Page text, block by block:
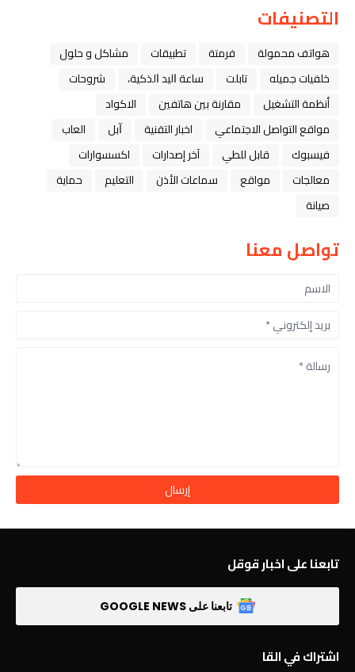
التصنيفات
هواتف محمولة فرمتة تطبيقات
مشاكل و حلول
خلفيات جميله
تابلت ﺳﺎﻋﺔ ﺍﻟﻴﺪ ﺍﻟﺬﻛﻴﺔ،
شروحات
أنظمة التشغيل
مقارنة بين هاتفين
الاكواد
مواقع التواصل الاجتماعي
اخبار التقنية ﺁﺑﻞ
العاب
فيسبوك
قابل للطي آخر إصدارات
اكسسوارات
معالجات
مواقع سماعات الأذن التعليم
حماية
صيانة
تواصل معنا
تابعنا على اخبار قوقل
تابعنا على GOOGLE NEWS
اشتراك في القا